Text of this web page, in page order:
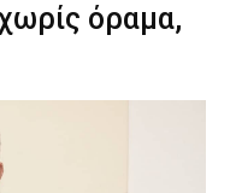
όραμα,